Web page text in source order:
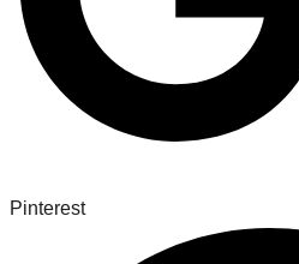
Pinterest